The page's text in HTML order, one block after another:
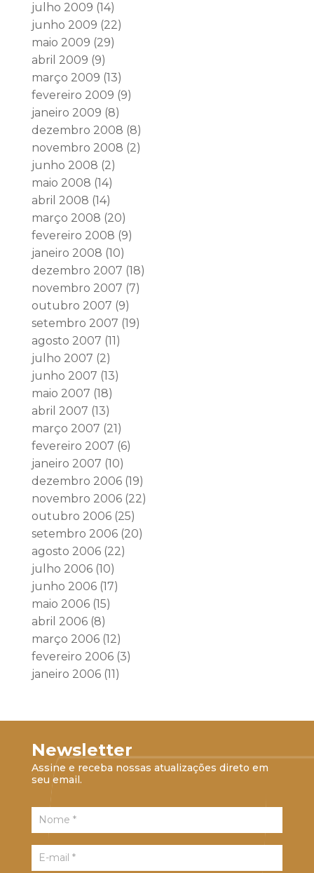
julho 2009 (14)
junho 2009 (22)
maio 2009 (29)
abril 2009 (9)
março 2009 (13)
fevereiro 2009 (9)
janeiro 2009 (8)
dezembro 2008 (8)
novembro 2008 (2)
junho 2008 (2)
maio 2008 (14)
abril 2008 (14)
março 2008 (20)
fevereiro 2008 (9)
janeiro 2008 (10)
dezembro 2007 (18)
novembro 2007 (7)
outubro 2007 (9)
setembro 2007 (19)
agosto 2007 (11)
julho 2007 (2)
junho 2007 (13)
maio 2007 (18)
abril 2007 (13)
março 2007 (21)
fevereiro 2007 (6)
janeiro 2007 (10)
dezembro 2006(19)
novembro 2006(22)
outubro 2006(25)
setembro 2006(20)
agosto 2006(22)
julho 2006(10)
junho 2006(17)
maio 2006(15)
abril 2006(8)
março 2006(12)
fevereiro 2006(3)
janeiro 2006(11)
Newsletter
Assine e receba nossas atualizações direto em
seu email.